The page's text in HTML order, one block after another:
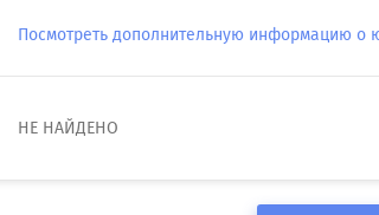
Посмотреть дополнительную информацию о
НЕ НАЙДЕНО